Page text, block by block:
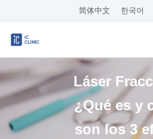
简体中文 한국어
Láser
¿Qué es y
son los 3
Tratamientos Estéticos
Precios